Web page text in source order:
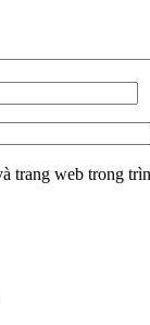
trang web trong